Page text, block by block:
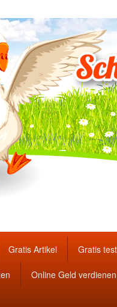
Gratis Artikel Gratis
Online Geld verdienen